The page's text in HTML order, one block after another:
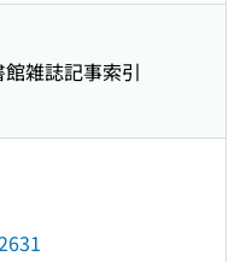
雑誌記事索引